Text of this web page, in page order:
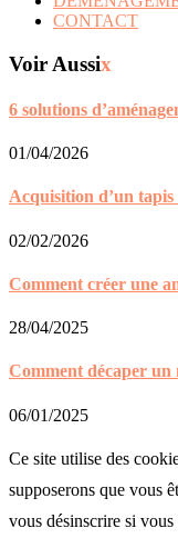
6 solutions
01/04/2026
Acquisition d’un tapis
02/02/2026
Comment créer une
28/04/2025
Comment décaper un
06/01/2025
Ce site utilise des
vous désinscrire si vous
Politique de